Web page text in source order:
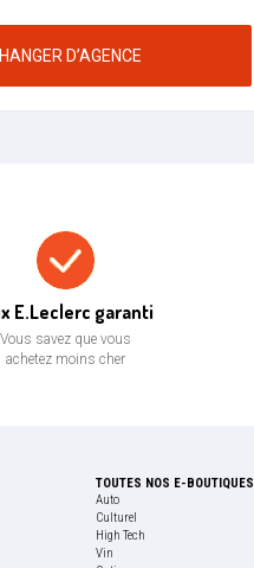
D’AGENCE
E.Leclerc garanti
Vous savez que vous
achetez moins cher
TOUTES NOS E-BOUTIQUES
Auto
Culturel
High Tech
Vin